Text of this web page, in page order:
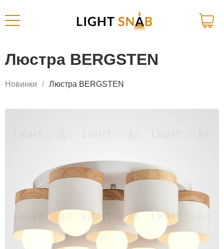
Люстра BERGSTEN
Новинки Люстра BERGSTEN